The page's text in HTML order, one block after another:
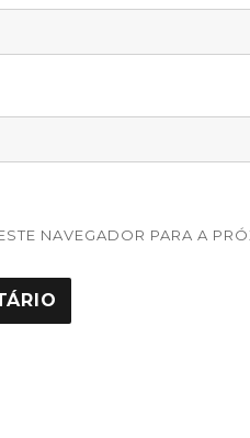
NAVEGADOR PARA A